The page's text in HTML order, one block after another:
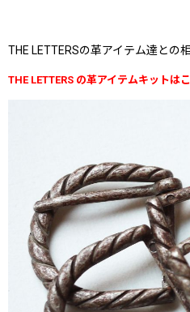
THE LETTERSの革アイテム達との
THE LETTERS の革アイテムキットは